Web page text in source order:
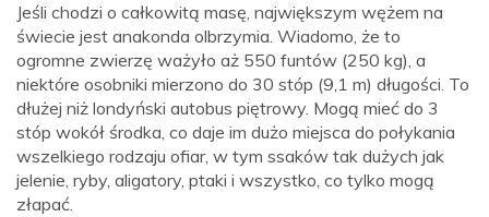
Jeśli chodzi o całkowitą masę, największym wężem na
świecie jest anakonda olbrzymia. Wiadomo, że to
ogromne zwierzę ważyło aż 550 funtów (250 kg), a
niektóre osobniki mierzono do 30 stóp (9,1 m) długości. To
dłużej niż londyński autobus piętrowy. Mogą mieć do 3
stóp wokół środka, co daje im dużo miejsca do połykania
wszelkiego rodzaju ofiar, w tym ssaków tak dużych jak
jelenie, ryby, aligatory, ptaki i wszystko, co tylko mogą
złapać.